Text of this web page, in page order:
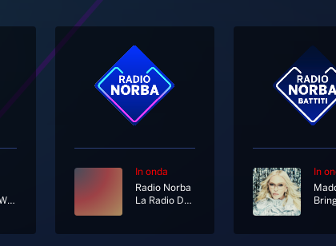
Just The Way You Are
In onda
Radio Norba
La Radio Del Sud
In